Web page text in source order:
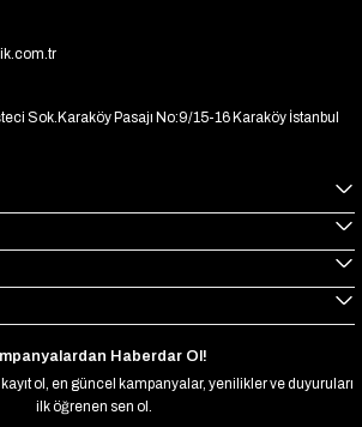
Sok.Karaköy Pasajı No:9/15-16 Karaköy İstanbul
Haberdar Ol!
ol, en güncel kampanyalar, yenilikler ve duyuruları
ilk öğrenen sen ol.